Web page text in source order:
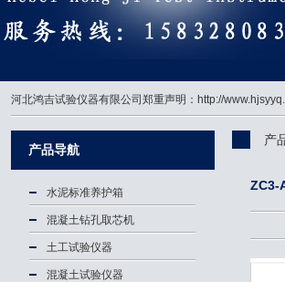
河北鸿吉试验仪器有限公司郑重声明：http://
产品导航
水泥标准养护箱
混凝土钻孔取芯机
土工试验仪器
混凝土试验仪器
产
ZC3-